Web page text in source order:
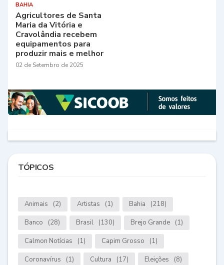
BAHIA
Agricultores de Santa
Maria da Vitória e
Cravolândia recebem
equipamentos para
produzir mais e melhor
02 de Setembro de 2025
TÓPICOS
Animais (2) Artistas (1) Bahia (218)
Banco (28) Brasil (130) Brejo Grande (1)
Calmon Notícias (1) Capim Grosso (1)
Coronavírus (1) Cultura (17) Eleições (8)